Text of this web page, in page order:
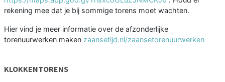
rekening mee dat je bij sommige torens moet wachten.
Hier vind je meer informatie over de afzonderlijke
torenuurwerken maken zaansetijd.nl/zaansetorenuurwerken
KLOKKENTORENS